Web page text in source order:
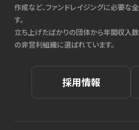
作成など、ファンドレイジングに必要な
す。
立ち上げたばかりの団体から年間収入
の非営利組織に選ばれています。
採用情報